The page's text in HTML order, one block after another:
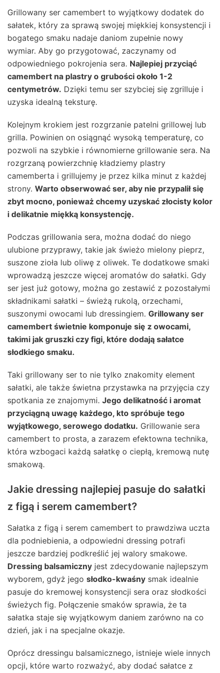
Grillowany ser camembert to wyjątkowy dodatek do
sałatek, który za sprawą swojej miękkiej konsystencji i
bogatego smaku nadaje daniom zupełnie nowy
wymiar. Aby go przygotować, zaczynamy od
odpowiedniego pokrojenia sera. Najlepiej przyciąć
camembert na plastry o grubości około 1-2
centymetrów. Dzięki temu ser szybciej się zgrilluje i
uzyska idealną teksturę.
Kolejnym krokiem jest rozgrzanie patelni grillowej lub
grilla. Powinien on osiągnąć wysoką temperaturę, co
pozwoli na szybkie i równomierne grillowanie sera. Na
rozgrzaną powierzchnię kładziemy plastry
camemberta i grillujemy je przez kilka minut z każdej
strony. Warto obserwować ser, aby nie przypalił się
zbyt mocno, ponieważ chcemy uzyskać złocisty kolor
i delikatnie miękką konsystencję.
Podczas grillowania sera, można dodać do niego
ulubione przyprawy, takie jak świeżo mielony pieprz,
suszone zioła lub oliwę z oliwek. Te dodatkowe smaki
wprowadzą jeszcze więcej aromatów do sałatki. Gdy
ser jest już gotowy, można go zestawić z pozostałymi
składnikami sałatki – świeżą rukolą, orzechami,
suszonymi owocami lub dressingiem. Grillowany ser
camembert świetnie komponuje się z owocami,
takimi jak gruszki czy figi, które dodają sałatce
słodkiego smaku.
Taki grillowany ser to nie tylko znakomity element
sałatki, ale także świetna przystawka na przyjęcia czy
spotkania ze znajomymi. Jego delikatność i aromat
przyciągną uwagę każdego, kto spróbuje tego
wyjątkowego, serowego dodatku. Grillowanie sera
camembert to prosta, a zarazem efektowna technika,
która wzbogaci każdą sałatkę o ciepłą, kremową nutę
smakową.
Jakie dressing najlepiej pasuje do sałatki
z figą i serem camembert?
Sałatka z figą i serem camembert to prawdziwa uczta
dla podniebienia, a odpowiedni dressing potrafi
jeszcze bardziej podkreślić jej walory smakowe.
Dressing balsamiczny jest zdecydowanie najlepszym
wyborem, gdyż jego słodko-kwaśny smak idealnie
pasuje do kremowej konsystencji sera oraz słodkości
świeżych fig. Połączenie smaków sprawia, że ta
sałatka staje się wyjątkowym daniem zarówno na co
dzień, jak i na specjalne okazje.
Oprócz dressingu balsamicznego, istnieje wiele innych
opcji, które warto rozważyć, aby dodać sałatce z